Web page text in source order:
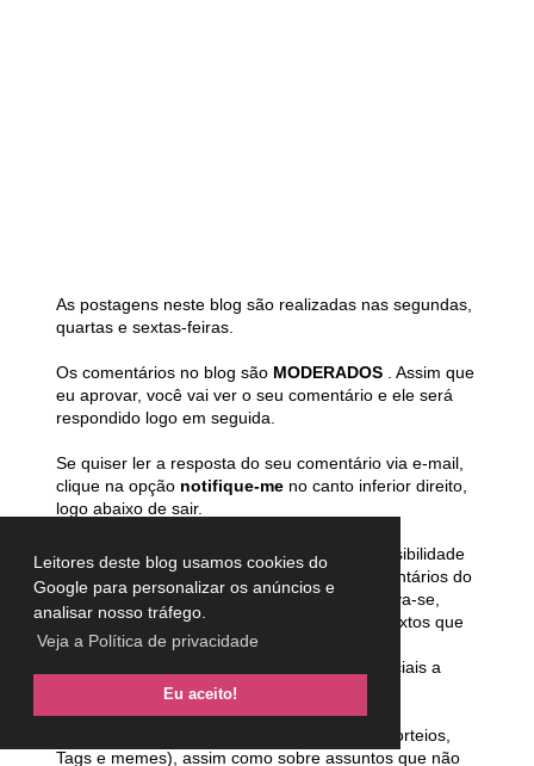
Leitores deste blog usamos cookies do
Google para personalizar os anúncios e
analisar nosso tráfego.
Veja a Política de privacidade
Eu aceito!
As postagens neste blog são realizadas nas segundas,
quartas e sextas-feiras.
Os comentários no blog são MODERADOS
. Assim que
eu aprovar, você vai ver o seu comentário e ele será
respondido logo em seguida.
Se quiser ler a resposta do seu comentário via e-mail,
clique na opção notifique-me no canto inferior direito,
logo abaixo de sair.
ATENÇÃO :A legislação brasileira prevê possibilidade
de punir o blogueiro pelos conteúdos e comentários do
blog, sendo assim, a autora deste blog reserva-se,
desde já, o direito de excluir comentários e textos que
julgar ofensivos, difamatórios, caluniosos,
preconceituosos ou de alguma forma prejudiciais a
Comentários contendo SPAM (convite para sorteios,
Tags e memes), assim como sobre assuntos que não